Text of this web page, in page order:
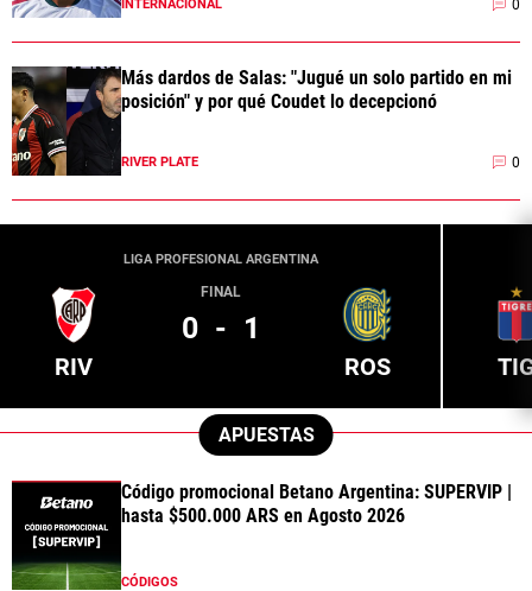
INTERNACIONAL 0
Más dardos de Salas: "Jugué un solo partido en mi
posición" y por qué Coudet lo decepcionó
RIVER PLATE 0
LIGA PROFESIONAL ARGENTINA
RIV
FINAL
0 - 1
ROS
APUESTAS
Código promocional Betano Argentina: SUPERVIP |
hasta $500.000 ARS en Agosto 2026
CÓDIGOS